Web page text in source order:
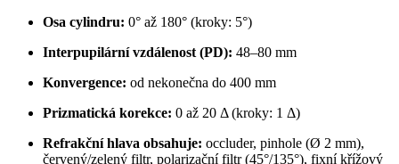
Osa cylindru: 0° až 180° (kroky: 5°)
Interpupilární vzdálenost (PD): 48–80 mm
Konvergence: od nekonečna do 400 mm
Prizmatická korekce: 0 až 20 Δ (kroky: 1 Δ)
Refrakční hlava obsahuje: occluder, pinhole (Ø 2 mm),
červený/zelený filtr, polarizační filtr (45°/135°), fixní křížový